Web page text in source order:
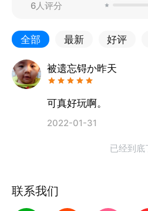
6人评分
全部 最新 好评
被遗忘锝か昨天
可真好玩啊。
2022-01-31
已经到底
联系我们